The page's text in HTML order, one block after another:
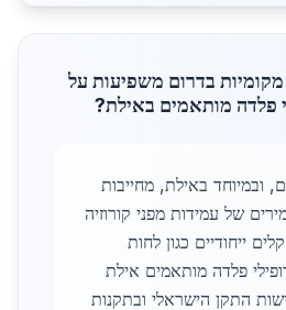
מקומיות בדרום משפיעות על
פלדה מותאמים באילת?
ובמיוחד באילת, מחייבות
של עמידות מפני קורוזיה
ייחודיים כגון לחות
פלדה מותאמים אילת
התקן הישראלי ובתקנות